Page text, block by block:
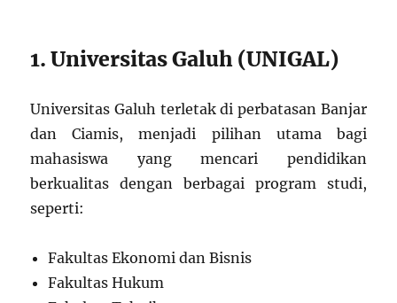
1. Universitas Galuh (UNIGAL)
Universitas Galuh terletak di perbatasan Banjar
dan Ciamis, menjadi pilihan utama bagi
mahasiswa yang mencari pendidikan
berkualitas dengan berbagai program studi,
seperti:
Fakultas Ekonomi dan Bisnis
Fakultas Hukum